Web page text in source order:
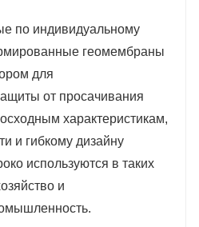
по индивидуальному
геомембраны
для
от просачивания
характеристикам,
и гибкому дизайну
используются в таких
и